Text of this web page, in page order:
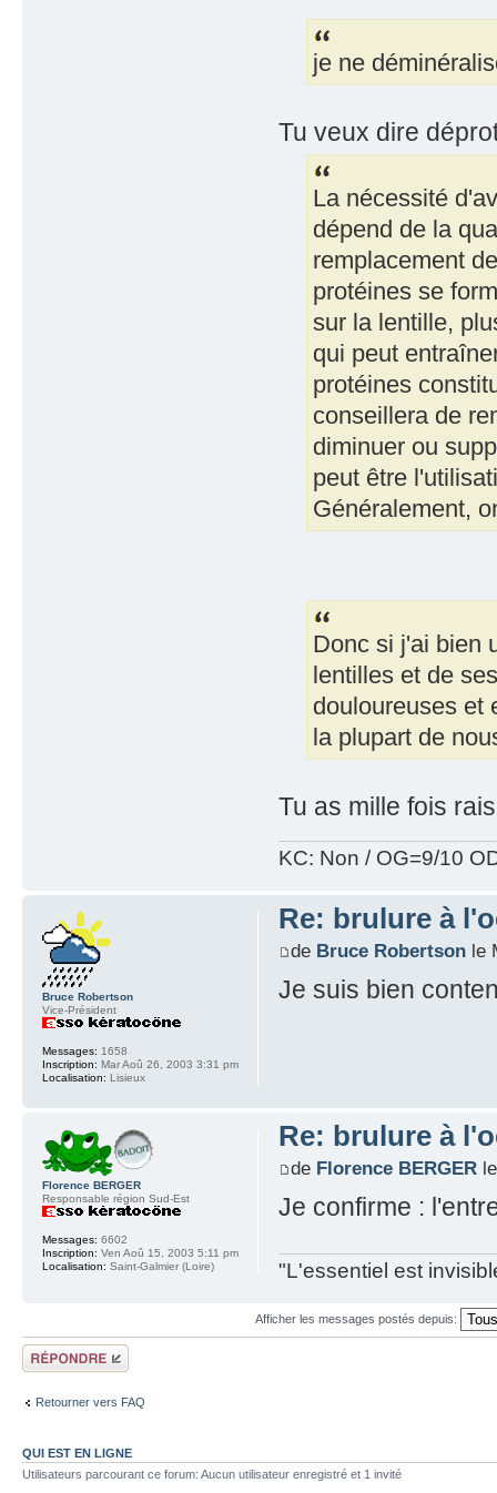
je ne
Tu veux dire
La nécessité
dépend de la
remplacement
protéines se
sur la lentille,
qui peut
protéines
conseillera de
diminuer ou
peut être
Généralement,
Donc si j'ai bien
lentilles et de
douloureuses et
la plupart de
Tu as mille fois
KC: Non / OG=9/10
Re: brulure à
de Bruce Robertsonle
Je suis bien
Bruce Robertson
Vice-Président
Messages: 1658
Inscription: Mar Aoû 26, 2003 3:31 pm
Localisation: Lisieux
Re: brulure à
de Florence BERGERle
Je confirme :
"L'essentiel est
Florence BERGER
Responsable région Sud-Est
Messages: 6602
Inscription: Ven Aoû 15, 2003 5:11 pm
Localisation: Saint-Galmier (Loire)
Afficher les messages postés depuis:
Répondre
Retourner vers FAQ
QUI EST EN LIGNE
Utilisateurs parcourant ce forum: Aucun utilisateur enregistré et 1 invité